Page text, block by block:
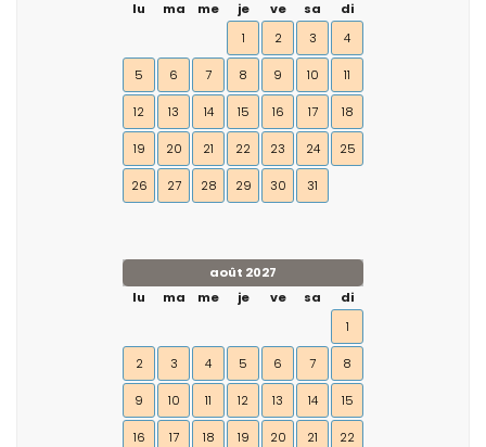
lu ma me je ve sa
di
1
2 3 4
5 6 7 8 9 10 11
12 13 14 15 16 17 18
19 20 21 22 23 24 25
26 27 28 29 30 31
août 2027
lu
ma me je ve sa
di
1
2 3 4 5 6 7 8
9 10 11 12 13 14 15
16 17 18 19 20 21 22